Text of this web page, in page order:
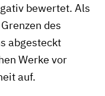
bewertet. Als
des
abgesteckt
Werke vor
auf.